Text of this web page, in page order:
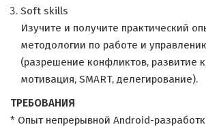
Soft skills
Изучите и получите практический
методологии по работе и
(разрешение конфликтов, развитие
мотивация, SMART, делегирование).
ТРЕБОВАНИЯ
* Опыт непрерывной Android-